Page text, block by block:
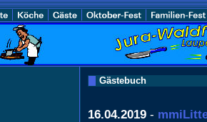
Gästebuch
16.04.2019 -